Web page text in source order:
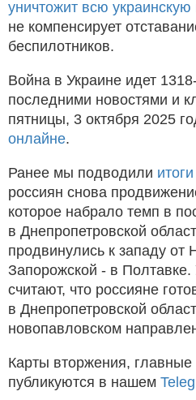
уничтожит всю украинскую
не компенсирует
беспилотников.
Война в Украине идет
последними новостями и
пятницы, 3 октября 2025
онлайне.
Ранее мы подводили итоги
россиян снова
которое набрало темп в
в Днепропетровской
продвинулись к западу от
Запорожской - в
считают, что россияне
в Днепропетровской
новопавловском
Карты вторжения,
публикуются в нашем